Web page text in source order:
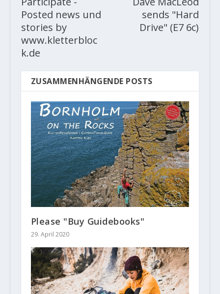
Posted news und
stories by
www.kletterbloc
k.de
sends "Hard
Drive" (E7 6c)
ZUSAMMENHÄNGENDE POSTS
Please "Buy Guidebooks"
29. April 2020